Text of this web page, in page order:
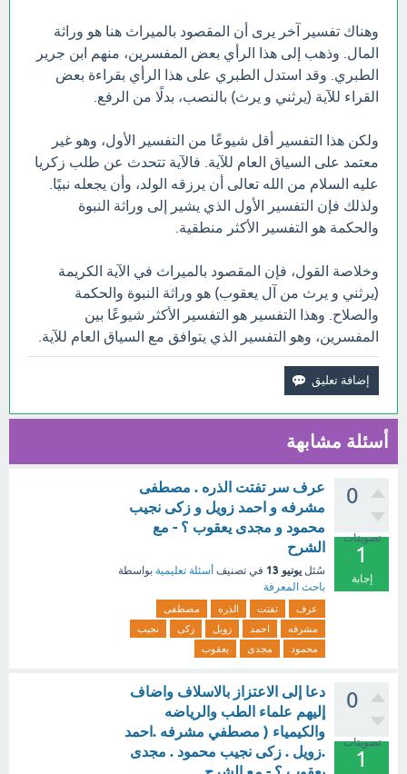
وهناك تفسير آخر يرى أن المقصود بالميراث هنا هو وراثة
المال. وذهب إلى هذا الرأي بعض المفسرين، منهم ابن جرير
الطبري. وقد استدل الطبري على هذا الرأي بقراءة بعض
القراء للآية (يرثني و يرث) بالنصب، بدلًا من الرفع.
ولكن هذا التفسير أقل شيوعًا من التفسير الأول، وهو غير
معتمد على السياق العام للآية. فالآية تتحدث عن طلب زكريا
عليه السلام من الله تعالى أن يرزقه الولد، وأن يجعله نبيًا.
ولذلك فإن التفسير الأول الذي يشير إلى وراثة النبوة
والحكمة هو التفسير الأكثر منطقية.
وخلاصة القول، فإن المقصود بالميراث في الآية الكريمة
(يرثني و يرث من آل يعقوب) هو وراثة النبوة والحكمة
والصلاح. وهذا التفسير هو التفسير الأكثر شيوعًا بين
المفسرين، وهو التفسير الذي يتوافق مع السياق العام للآية.
أسئلة مشابهة
0
تصويتات
1
إجابة
عرف سر تفتت الذره . مصطفى
مشرفه و احمد زويل و زكى نجيب
محمود و مجدى يعقوب ؟ - مع
الشرح
سُئل يونيو 13 في تصنيف أسئلة تعليمية بواسطة
باحث المعرفة
عرف تفتت الذره
مصطفى
مشرفه
احمد زويل زكى
نجيب
محمود
مجدى يعقوب
0
تصويتات
1
دعا إلى الاعتزاز بالاسلاف واضاف
إليهم علماء الطب والرياضه
والكيمياء ( مصطفي مشرفه .احمد
.زويل . زكى نجيب محمود . مجدى